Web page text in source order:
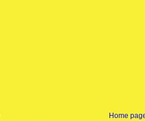
Home